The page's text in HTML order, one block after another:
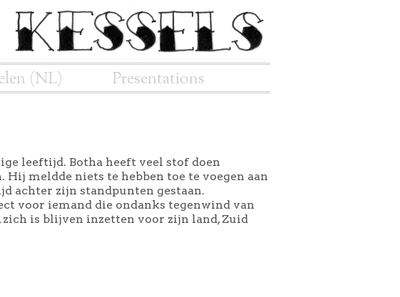
(NL) Presentations
leeftijd. Botha heeft veel stof doen
meldde niets te hebben toe te voegen aan
achter zijn standpunten gestaan.
voor iemand die ondanks tegenwind van
is blijven inzetten voor zijn land, Zuid